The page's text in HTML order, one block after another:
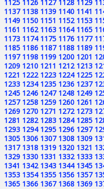
1125 1126 1127 1128 1129
1137 1138 1139 1140 1141
1149 1150 1151 1152 1153
1161 1162 1163 1164 1165
1173 1174 1175 1176 1177
1185 1186 1187 1188 1189
1197 1198 1199 1200 1201
1209 1210 1211 1212 1213
1221 1222 1223 1224 1225
1233 1234 1235 1236 1237
1245 1246 1247 1248 1249
1257 1258 1259 1260 1261
1269 1270 1271 1272 1273
1281 1282 1283 1284 1285
1293 1294 1295 1296 1297
1305 1306 1307 1308 1309
1317 1318 1319 1320 1321
1329 1330 1331 1332 1333
1341 1342 1343 1344 1345
1353 1354 1355 1356 1357
1365 1366 1367 1368 1369